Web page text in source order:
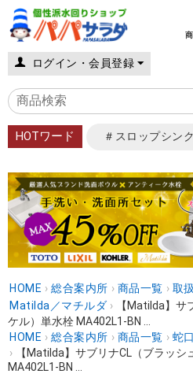
ログイン・会員登録
HOTワード ＃スロップシン
HOME › 総合案内所 › 商品一覧 › 取
Matilda／マチルダ ›
【Matilda】サ
ケル）単水栓 MA402L1-BN ...
HOME › 総合案内所 › 商品一覧 › 蛇
›
【Matilda】サブリナCL（ブラッ
MA402L1-BN ...